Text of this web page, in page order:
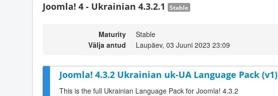
Joomla! 4 - Ukrainian 4.3.2.1 Stable
Maturity
Stable
Välja antud
Laupäev, 03 Juuni 2023 23:09
Joomla! 4.3.2 Ukrainian uk-UA Language Pack (v1)
This is the full Ukrainian Language Pack for Joomla! 4.3.2